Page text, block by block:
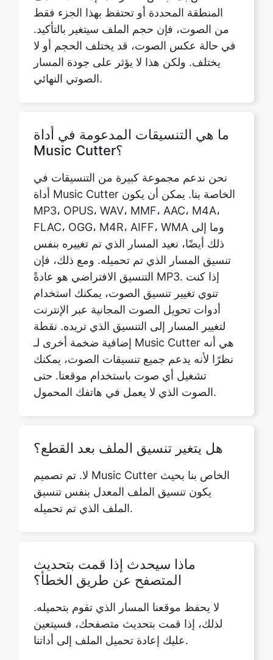
Copy Link
يختلف. ولكن هذا لا يؤثر على جودة المسار
ما هي التنسيقات المدعومة في أداة
نحن ندعم مجموعة كبيرة من التنسيقات في
أداة Music Cutter الخاصة بنا. يمكن أن يكون
MP3، OPUS، WAV، MMF، AAC، M4A،
FLAC، OGG، M4R، AIFF، WMA وما إلى
ذلك أيضًا، نعيد المسار الذي تم تغييره بنفس
تنسيق المسار الذي تم تحميله. ومع ذلك، فإن
التنسيق الافتراضي هو عادةً MP3. إذا كنت
تنوي تغيير تنسيق الصوت، يمكنك استخدام
أدوات تحويل الصوت المجانية عبر الإنترنت
لتغيير المسار إلى التنسيق الذي تريده. نقطة
إضافية ضخمة أخرى لـ Music Cutter هي أنه
نظرًا لأنه يدعم جميع تنسيقات الصوت، يمكنك
تشغيل أي صوت باستخدام موقعنا. حتى
الصوت الذي لا يعمل في هاتفك المحمول.
هل يتغير تنسيق الملف بعد القطع؟
الملف الذي تم تحميله.
ماذا سيحدث إذا قمت بتحديث
لذلك، إذا قمت بتحديث متصفحك، فسيتعين
هل يعمل برنامج Music Cutter على